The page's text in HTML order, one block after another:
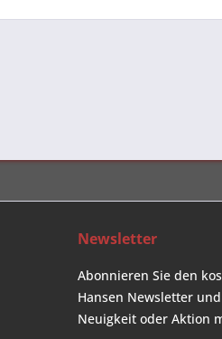
Newsletter
Abonnieren Sie den
Hansen Newsletter
Neuigkeit oder Aktion